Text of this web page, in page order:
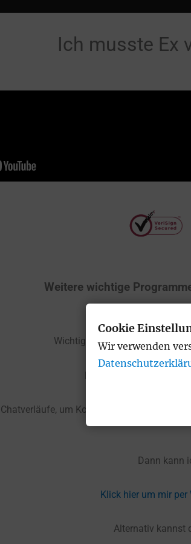
Ich musste Ex
Weitere wichtige
Wichtig: S chreibe mich bei
um Kontaktchancen zu
Dann kann
Klick hier um mir per
Alternativ kannst
Cookie
Wir verwenden